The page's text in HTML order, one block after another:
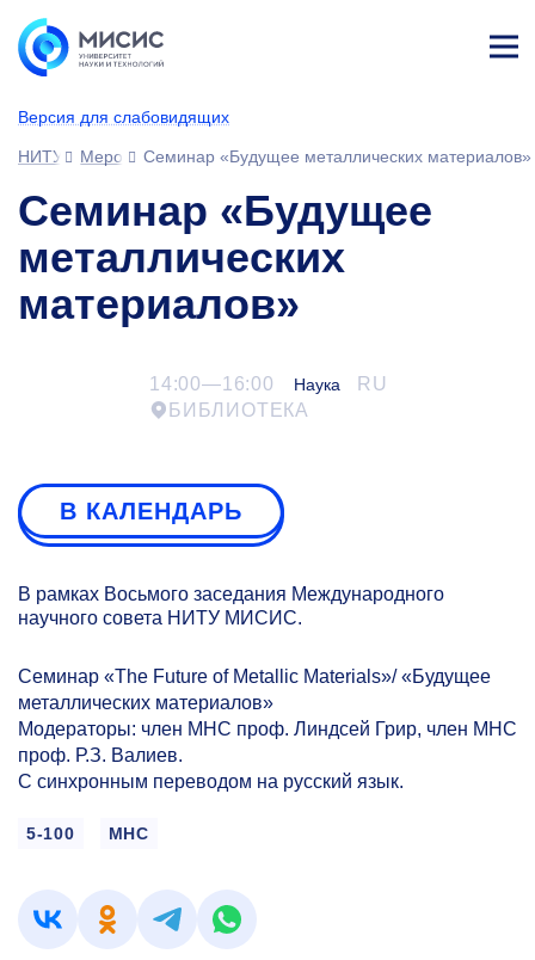
Версия для слабовидящих
ине
НИТУ МИСИСМероприятияСеминар «Будущее металлических материалов»
Семинар «Будущее
металлических
материалов»
14:00—16:00 Наука
RU
БИБЛИОТЕКА
В КАЛЕНДАРЬ
В рамках Восьмого заседания Международного
научного совета НИТУ МИСИС.
Семинар «The Future of Metallic Materials»/ «Будущее
металлических материалов»
Модераторы: член МНС проф. Линдсей Грир, член МНС
проф. Р.З. Валиев.
С синхронным переводом на русский язык.
5-100 МНС